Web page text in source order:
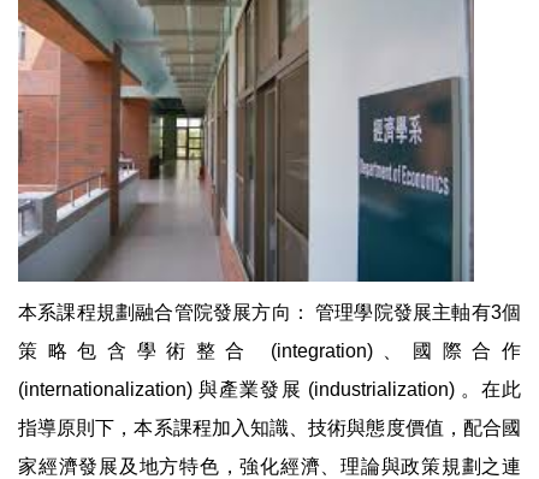
本系課程規劃融合管院發展方向： 管理學院發展主軸有3個
策略包含學術整合 (integration)、國際合作
(internationalization) 與產業發展 (industrialization) 。在此
指導原則下，本系課程加入知識、技術與態度價值，配合國
家經濟發展及地方特色，強化經濟、理論與政策規劃之連